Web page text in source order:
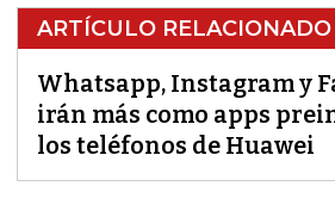
ARTÍCULO RELACIONADO
Whatsapp, Instagram y
irán más como apps
los teléfonos de Huawei